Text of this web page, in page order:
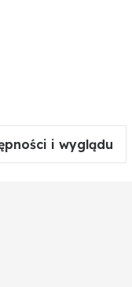
i wyglądu